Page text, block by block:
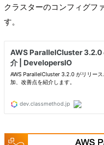
クラスターのコンフィグフ
す。